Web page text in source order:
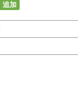
追加